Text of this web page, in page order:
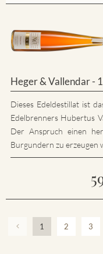
Heger & Vallendar -
Dieses Edeldestillat ist
Edelbrenners Hubertus
Der Anspruch einen
Burgundern zu erzeugen
1 2 3